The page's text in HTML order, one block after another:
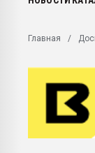
Вакуум-формовочные
ближайшее
28.07.2026
первый план в
28.07.2026
ситуацией на
Главная